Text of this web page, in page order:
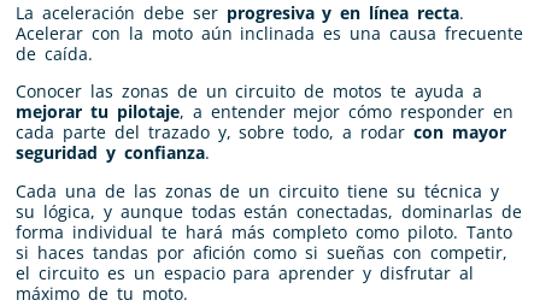
La aceleración debe ser progresiva y en línea recta.
Acelerar con la moto aún inclinada es una causa frecuente
de caída.
Conocer las zonas de un circuito de motos te ayuda a
mejorar tu pilotaje, a entender mejor cómo responder en
cada parte del trazado y, sobre todo, a rodar con mayor
seguridad y confianza.
Cada una de las zonas de un circuito tiene su técnica y
su lógica, y aunque todas están conectadas, dominarlas de
forma individual te hará más completo como piloto. Tanto
si haces tandas por afición como si sueñas con competir,
el circuito es un espacio para aprender y disfrutar al
máximo de tu moto.